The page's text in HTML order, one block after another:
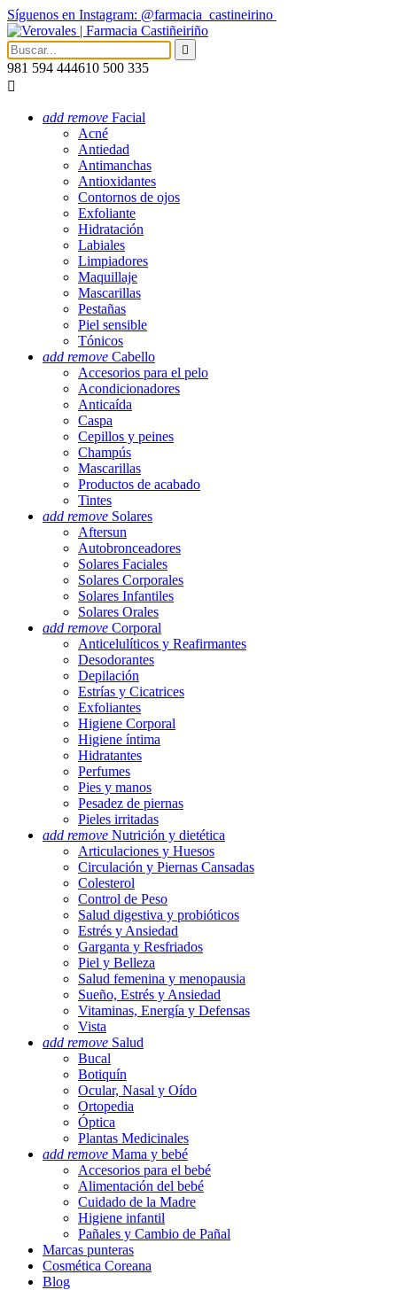
Síguenos en Instagram: @farmacia_castineirino

981 594 444610 500 335

add remove Facial
Acné
Antiedad
Antimanchas
Antioxidantes
Contornos de ojos
Exfoliante
Hidratación
Labiales
Limpiadores
Maquillaje
Mascarillas
Pestañas
Piel sensible
Tónicos
add remove Cabello
Accesorios para el pelo
Acondicionadores
Anticaída
Caspa
Cepillos y peines
Champús
Mascarillas
Productos de acabado
Tintes
add remove Solares
Aftersun
Autobronceadores
Solares Faciales
Solares Corporales
Solares Infantiles
Solares Orales
add remove Corporal
Anticelulíticos y Reafirmantes
Desodorantes
Depilación
Estrías y Cicatrices
Exfoliantes
Higiene Corporal
Higiene íntima
Hidratantes
Perfumes
Pies y manos
Pesadez de piernas
Pieles irritadas
add remove Nutrición y dietética
Articulaciones y Huesos
Circulación y Piernas Cansadas
Colesterol
Control de Peso
Salud digestiva y probióticos
Estrés y Ansiedad
Garganta y Resfriados
Piel y Belleza
Salud femenina y menopausia
Sueño, Estrés y Ansiedad
Vitaminas, Energía y Defensas
Vista
add remove Salud
Bucal
Botiquín
Ocular, Nasal y Oído
Ortopedia
Óptica
Plantas Medicinales
add remove Mama y bebé
Accesorios para el bebé
Alimentación del bebé
Cuidado de la Madre
Higiene infantil
Pañales y Cambio de Pañal
Marcas punteras
Cosmética Coreana
Blog